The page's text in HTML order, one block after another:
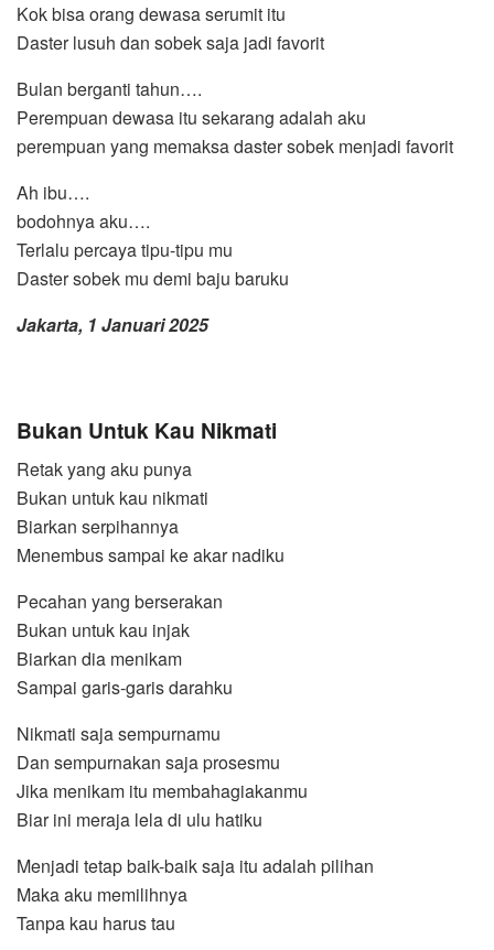
Kok bisa orang dewasa serumit itu
Daster lusuh dan sobek saja jadi favorit
Bulan berganti tahun….
Perempuan dewasa itu sekarang adalah aku
perempuan yang memaksa daster sobek menjadi favorit
Ah ibu….
bodohnya aku….
Terlalu percaya tipu-tipu mu
Daster sobek mu demi baju baruku
Jakarta, 1 Januari 2025
Bukan Untuk Kau Nikmati
Retak yang aku punya
Bukan untuk kau nikmati
Biarkan serpihannya
Menembus sampai ke akar nadiku
Pecahan yang berserakan
Bukan untuk kau injak
Biarkan dia menikam
Sampai garis-garis darahku
Nikmati saja sempurnamu
Dan sempurnakan saja prosesmu
Jika menikam itu membahagiakanmu
Biar ini meraja lela di ulu hatiku
Menjadi tetap baik-baik saja itu adalah pilihan
Maka aku memilihnya
Tanpa kau harus tau